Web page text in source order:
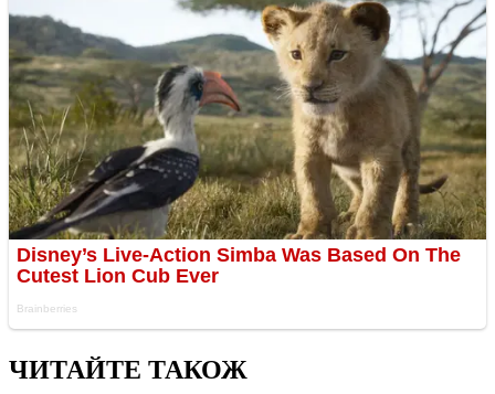
ЧИТАЙТЕ ТАКОЖ